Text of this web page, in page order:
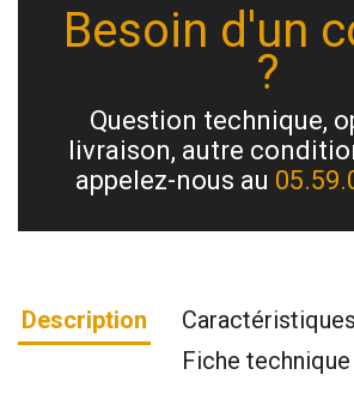
Besoin d'un
?
Question technique,
livraison, autre
appelez-nous au
Description
Caractéristiques
Fiche technique